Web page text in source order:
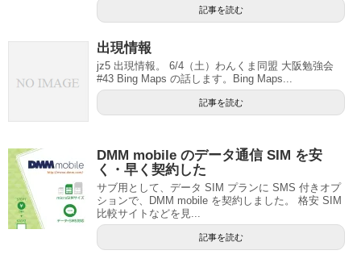
記事を読む
出現情報
jz5 出現情報。 6/4（土）わんくま同盟 大阪勉強会
#43 Bing Maps の話します。Bing Maps...
記事を読む
DMM mobile のデータ通信 SIM を安
く・早く契約した
サブ用として、データ SIM プランに SMS 付きオプ
ションで、DMM mobile を契約しました。 格安 SIM
比較サイトなどを見...
記事を読む